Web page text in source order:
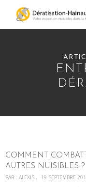
COMMENT
AUTRES NUISIBLES ?
PAR :ALEXIS 19 SEPTEMBRE